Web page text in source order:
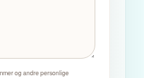
og andre personlige